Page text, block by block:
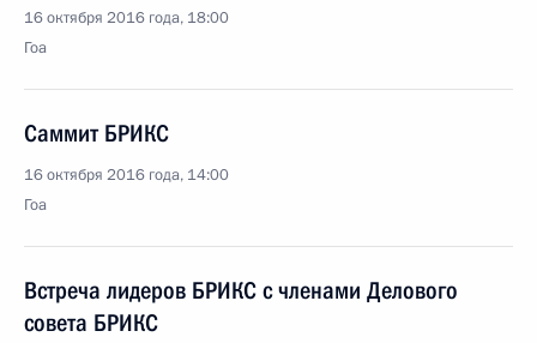
16 октября 2016 года, 18:00
Гоа
Саммит БРИКС
16 октября 2016 года, 14:00
Гоа
Встреча лидеров БРИКС с членами Делового
совета БРИКС